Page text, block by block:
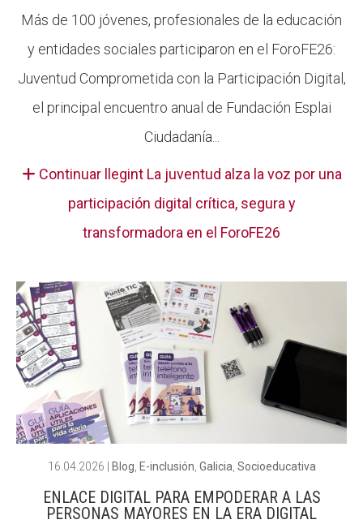
Más de 100 jóvenes, profesionales de la educación
y entidades sociales participaron en el ForoFE26:
Juventud Comprometida con la Participación Digital,
el principal encuentro anual de Fundación Esplai
Ciudadanía...
Continuar llegint La juventud alza la voz por una
participación digital crítica, segura y
transformadora en el ForoFE26
16.04.2026 Blog E-inclusión Galicia Socioeducativa
ENLACE DIGITAL PARA EMPODERAR A LAS
PERSONAS MAYORES EN LA ERA DIGITAL